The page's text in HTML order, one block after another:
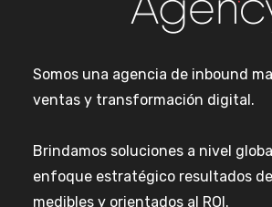
Somos una agencia de inbound
ventas y transformación digital.
Brindamos soluciones a nivel
enfoque estratégico resultados
medibles y orientados al ROI.